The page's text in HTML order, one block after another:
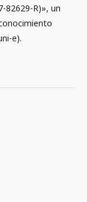
82629-R)», un
e).